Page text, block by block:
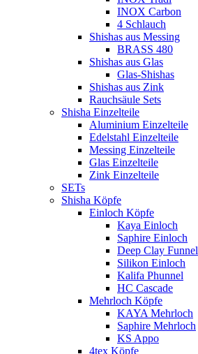
INOX Carbon
4 Schlauch
Shishas aus Messing
BRASS 480
Shishas aus Glas
Glas-Shishas
Shishas aus Zink
Rauchsäule Sets
Shisha Einzelteile
Aluminium Einzelteile
Edelstahl Einzelteile
Messing Einzelteile
Glas Einzelteile
Zink Einzelteile
SETs
Shisha Köpfe
Einloch Köpfe
Kaya Einloch
Saphire Einloch
Deep Clay Funnel
Silikon Einloch
Kalifa Phunnel
HC Cascade
Mehrloch Köpfe
KAYA Mehrloch
Saphire Mehrloch
KS Appo
4tex Köpfe